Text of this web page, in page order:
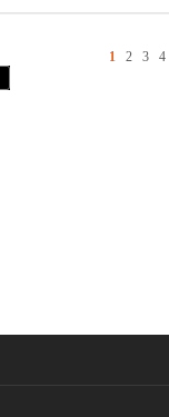
1 2 3 4